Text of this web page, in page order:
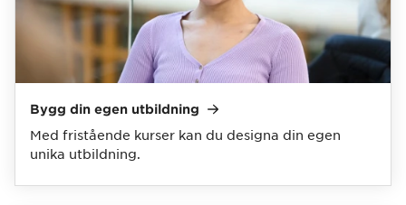
Bygg din egen utbildning
Med fristående kurser kan du designa din egen
unika utbildning.